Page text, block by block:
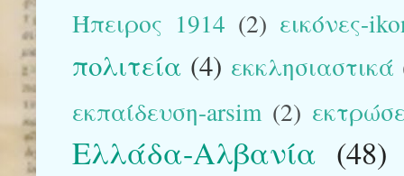
Ήπειρος 1914 (2) εικόνες-
πολιτεία (4) εκκλησιαστικά
εκπαίδευση-arsim (2)
Ελλάδα-Αλβανία (48)